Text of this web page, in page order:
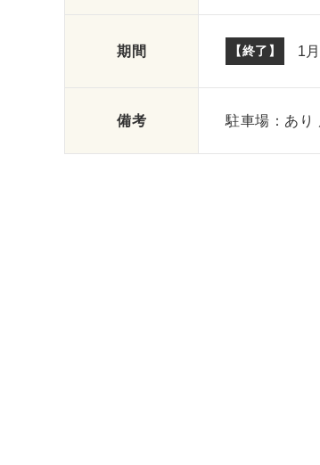
期間 【終了】 1
備考 駐車場：あり